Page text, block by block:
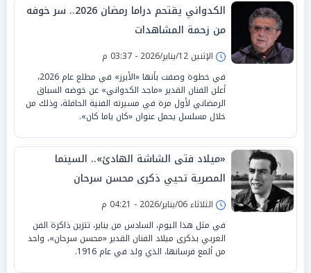
الكدواني يقتحم دراما رمضان 2026.. سر خوفه
من زحمة المشاهدات
الإثنين 12/يناير/2026 - 03:37 م
في خطوة وصفت بأنها «الأبرز» في مطلع عام 2026،
أعلن الفنان القدير «ماجد الكدواني» عن خوضه السباق
الرمضاني لأول مرة في مسيرته الفنية الحافلة، وذلك من
خلال مسلسل يحمل عنوان «كان ياما كان».
«ميلاد فتى الشاشة الهادئ».. السينما
المصرية تحيي ذكرى محسن سرحان
الثلاثاء 06/يناير/2026 - 04:21 م
في مثل هذا اليوم، السادس من يناير، تتزين ذاكرة الفن
العربي بذكرى ميلاد الفنان القدير «محسن سرحان»، واحد
من ألمع فرسانها، الذي ولد في عام 1916.